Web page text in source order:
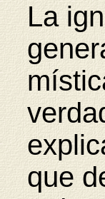
La
que